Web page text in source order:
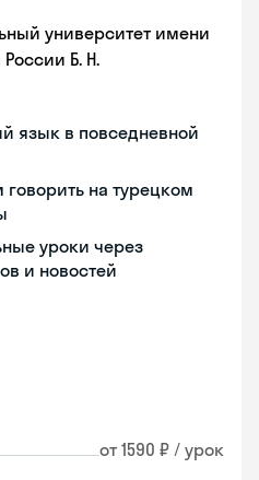
университет имени
Б. Н.
язык в повседневной
на турецком
уроки через
и новостей
от 1590 ₽ / урок